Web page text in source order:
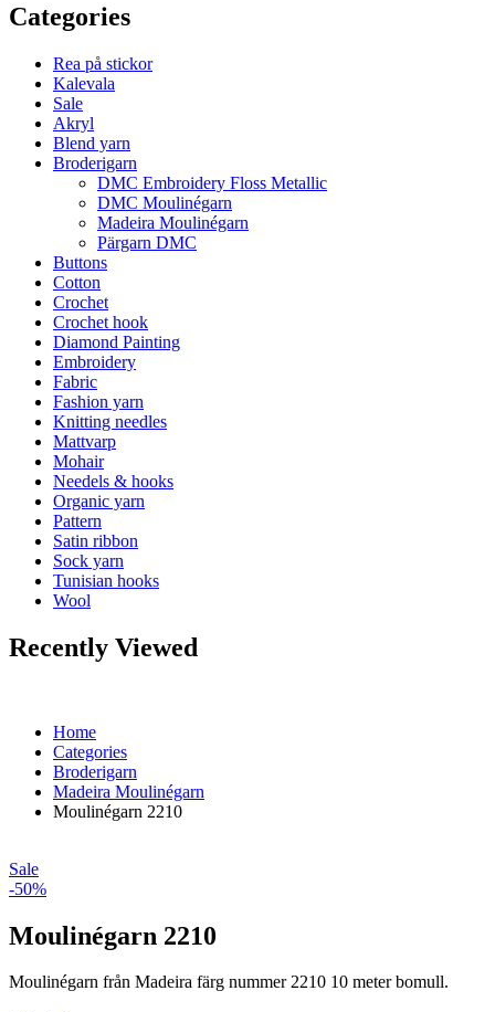
Categories
Rea på stickor
Kalevala
Sale
Akryl
Blend yarn
Broderigarn
DMC Embroidery Floss Metallic
DMC Moulinégarn
Madeira Moulinégarn
Pärgarn DMC
Buttons
Cotton
Crochet
Crochet hook
Diamond Painting
Embroidery
Fabric
Fashion yarn
Knitting needles
Mattvarp
Mohair
Needels & hooks
Organic yarn
Pattern
Satin ribbon
Sock yarn
Tunisian hooks
Wool
Recently Viewed
Home
Categories
Broderigarn
Madeira Moulinégarn
Moulinégarn 2210
Sale
-50%
Moulinégarn 2210
Moulinégarn från Madeira färg nummer 2210 10 meter bomull.